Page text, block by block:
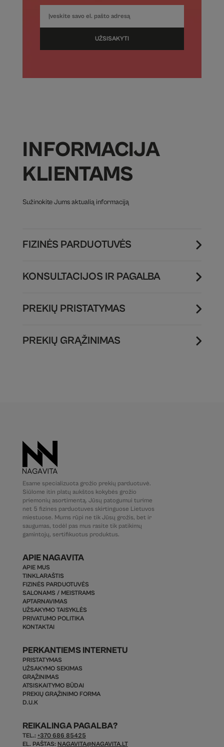
UŽSISAKYTI
INFORMACIJA
KLIENTAMS
Sužinokite Jums aktualią informaciją
FIZINĖS PARDUOTUVĖS
KONSULTACIJOS IR PAGALBA
PREKIŲ PRISTATYMAS
PREKIŲ GRĄŽINIMAS
Esame specializuota grožio prekių parduotuvė.
Siūlome itin platų aukštos kokybės grožio
priemonių asortimentą. Jūsų patogumui turime
net 5 fizines parduotuves skirtinguose Lietuvos
miestuose. Mums rūpi ne tik Jūsų grožis, bet ir
saugumas, todėl pas mus rasite tik patikimų
gamintojų, sertifikuotus produktus.
APIE NAGAVITA
APIE MUS
TINKLARAŠTIS
FIZINĖS PARDUOTUVĖS
SALONAMS / MEISTRAMS
APTARNAVIMAS
UŽSAKYMO TAISYKLĖS
PRIVATUMO POLITIKA
KONTAKTAI
PERKANTIEMS INTERNETU
PRISTATYMAS
UŽSAKYMO SEKIMAS
GRĄŽINIMAS
ATSISKAITYMO BŪDAI
PREKIŲ GRĄŽINIMO FORMA
D.U.K
REIKALINGA PAGALBA?
TEL.: +370 686 85425
EL. PAŠTAS: NAGAVITA@NAGAVITA.LT